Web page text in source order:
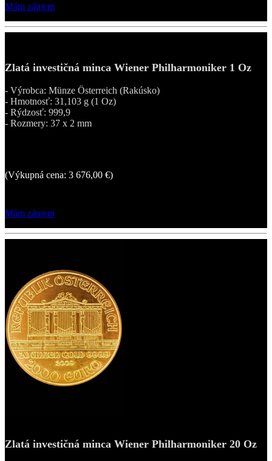
Mám záujem
Zlatá investičná minca Wiener Philharmoniker 1 Oz
- Výrobca: Münze Österreich (Rakúsko)
- Hmotnosť: 31,103 g (1 Oz)
- Rýdzosť: 999,9
- Rozmery: 37 x 2 mm
(Výkupná cena: 3 676,00 €)
Mám záujem
Zlatá investičná minca Wiener Philharmoniker 20 Oz